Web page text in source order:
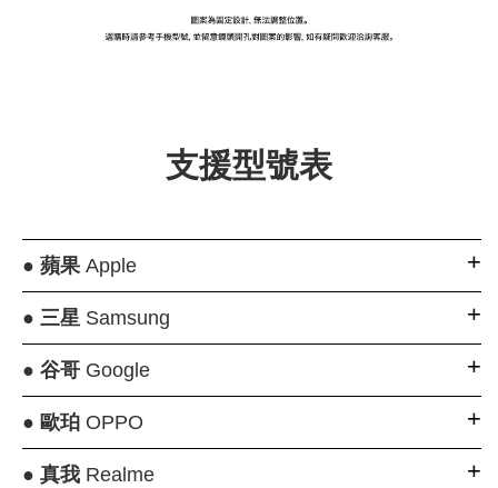
支援型號表
● 蘋果Apple
● 三星Samsung
● 谷哥Google
● 歐珀OPPO
● 真我Realme